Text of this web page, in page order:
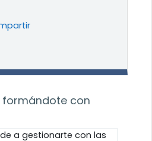
Libro
formándote con